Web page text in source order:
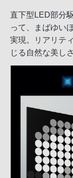
直下型LED部分
って、まばゆい
実現。リアリテ
じる自然な美し